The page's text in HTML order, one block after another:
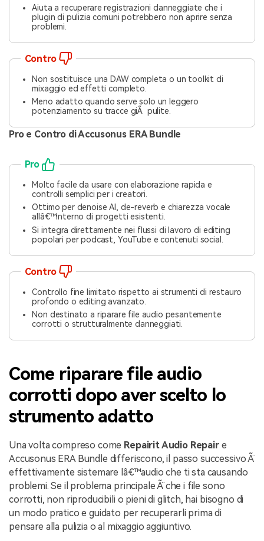
Aiuta a recuperare registrazioni danneggiate che i
plugin di pulizia comuni potrebbero non aprire senza
problemi.
Contro
Non sostituisce una DAW completa o un toolkit di
mixaggio ed effetti completo.
Meno adatto quando serve solo un leggero
potenziamento su tracce giÃ pulite.
Pro e Contro di Accusonus ERA Bundle
Pro
Molto facile da usare con elaborazione rapida e
controlli semplici per i creatori.
Ottimo per denoise AI, de-reverb e chiarezza vocale
allâ€™interno di progetti esistenti.
Si integra direttamente nei flussi di lavoro di editing
popolari per podcast, YouTube e contenuti social.
Contro
Controllo fine limitato rispetto ai strumenti di restauro
profondo o editing avanzato.
Non destinato a riparare file audio pesantemente
corrotti o strutturalmente danneggiati.
Come riparare file audio
corrotti dopo aver scelto lo
strumento adatto
Una volta compreso come Repairit Audio Repaire
Accusonus ERA Bundle differiscono, il passo successivo Ã¨
effettivamente sistemare lâ€™audio che ti sta causando
problemi. Se il problema principale Ã¨ che i file sono
corrotti, non riproducibili o pieni di glitch, hai bisogno di
un modo pratico e guidato per recuperarli prima di
pensare alla pulizia o al mixaggio aggiuntivo.